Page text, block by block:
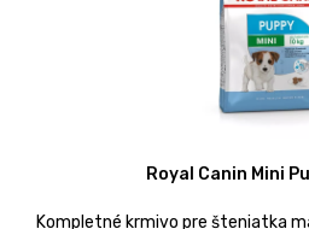
Royal Canin Mini
Kompletné krmivo pre šteniatka